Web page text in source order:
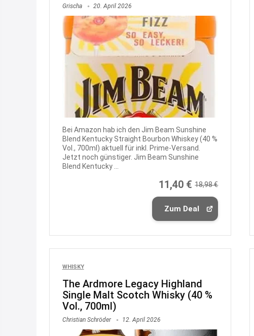
Grischa 20. April 2026
Bei Amazon hab ich den Jim Beam Sunshine
Blend Kentucky Straight Bourbon Whiskey (40 %
Vol., 700ml) aktuell für inkl. Prime-Versand.
Jetzt noch günstiger. Jim Beam Sunshine
Blend Kentucky ...
11,40 € 18,98 €
Zum Deal
WHISKY
The Ardmore Legacy Highland
Single Malt Scotch Whisky (40 %
Vol., 700ml)
Christian Schröder 12. April 2026